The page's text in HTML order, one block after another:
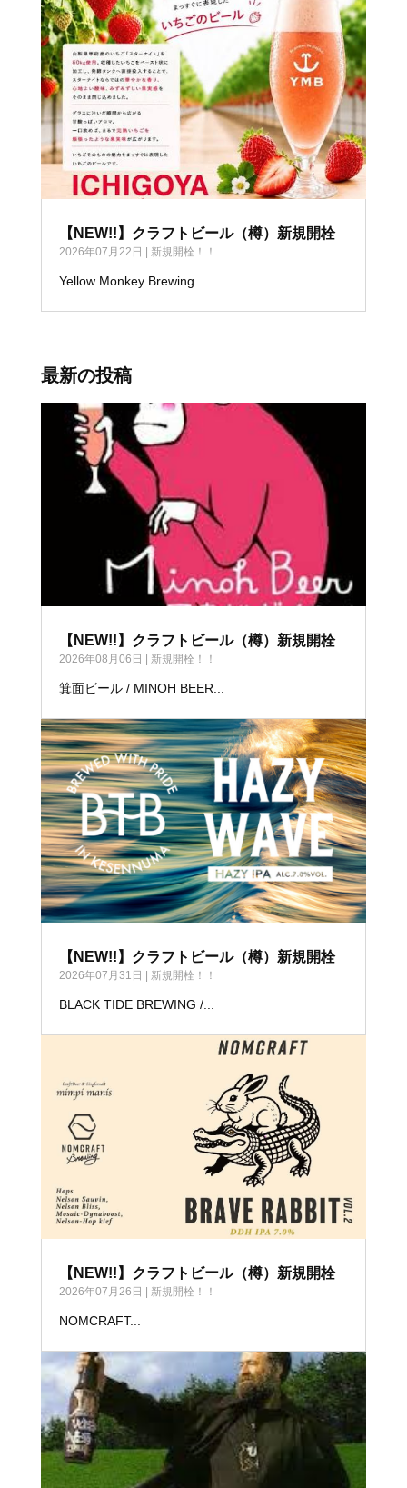
【NEW!!】クラフトビール（樽）新規開栓
2026年07月22日 | 新規開栓！！
Yellow Monkey Brewing...
最新の投稿
【NEW!!】クラフトビール（樽）新規開栓
2026年08月06日 | 新規開栓！！
箕面ビール / MINOH BEER...
【NEW!!】クラフトビール（樽）新規開栓
2026年07月31日 | 新規開栓！！
BLACK TIDE BREWING /...
【NEW!!】クラフトビール（樽）新規開栓
2026年07月26日 | 新規開栓！！
NOMCRAFT...